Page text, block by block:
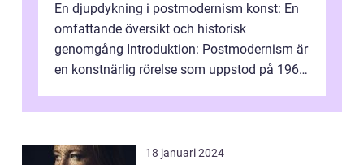
En djupdykning i postmodernism konst: En
omfattande översikt och historisk
genomgång Introduktion: Postmodernism är
en konstnärlig rörelse som uppstod på 1960-
18 januari 2024